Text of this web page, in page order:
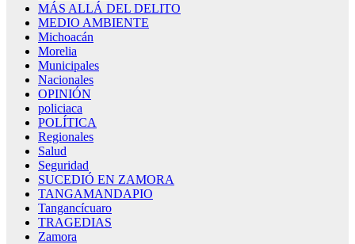
MÁS ALLÁ DEL DELITO
MEDIO AMBIENTE
Michoacán
Morelia
Municipales
Nacionales
OPINIÓN
policiaca
POLÍTICA
Regionales
Salud
Seguridad
SUCEDIÓ EN ZAMORA
TANGAMANDAPIO
Tangancícuaro
TRAGEDIAS
Zamora